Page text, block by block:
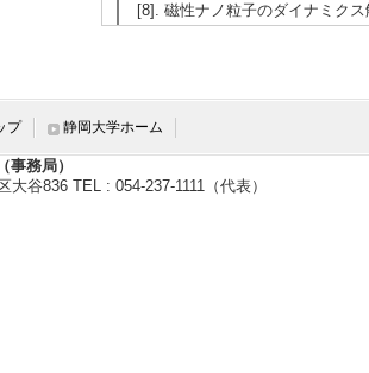
[8]. 磁性ナノ粒子のダイナミク
月 ） 基盤研究(B) 代表
[10]. 次世代診断技術の実用化を
プ 静岡大学ホーム
事務局）
大谷836 TEL : 054-237-1111（代表）